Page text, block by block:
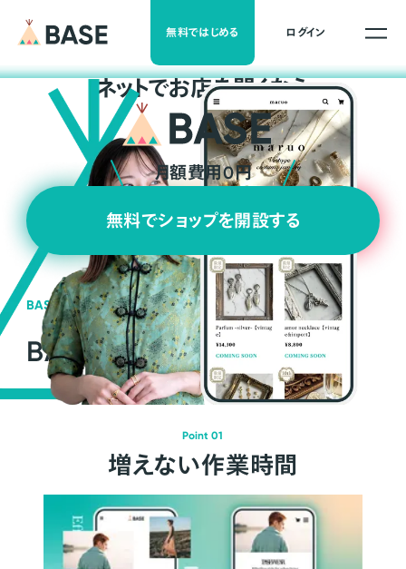
無料ではじめる ログイン
ネットでお店を開くなら
月額費用0円
無料でショップを開設する
BASEの強み
BASEが強い3つの理由
Point 01
増えない作業時間